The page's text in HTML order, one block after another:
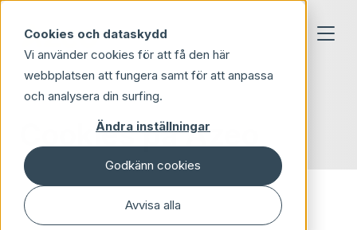
Cookies och dataskydd
Vi använder cookies för att få den här
webbplatsen att fungera samt för att anpassa
och analysera din surfing.
Ändra inställningar
Godkänn cookies
Avvisa alla
Cookies på Azeo